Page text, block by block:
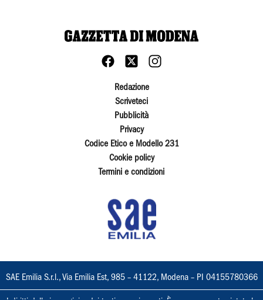
Redazione
Scriveteci
Pubblicità
Privacy
Codice Etico e Modello 231
Cookie policy
Termini e condizioni
SAE Emilia S.r.l., Via Emilia Est, 985 – 41122, Modena – PI 04155780366